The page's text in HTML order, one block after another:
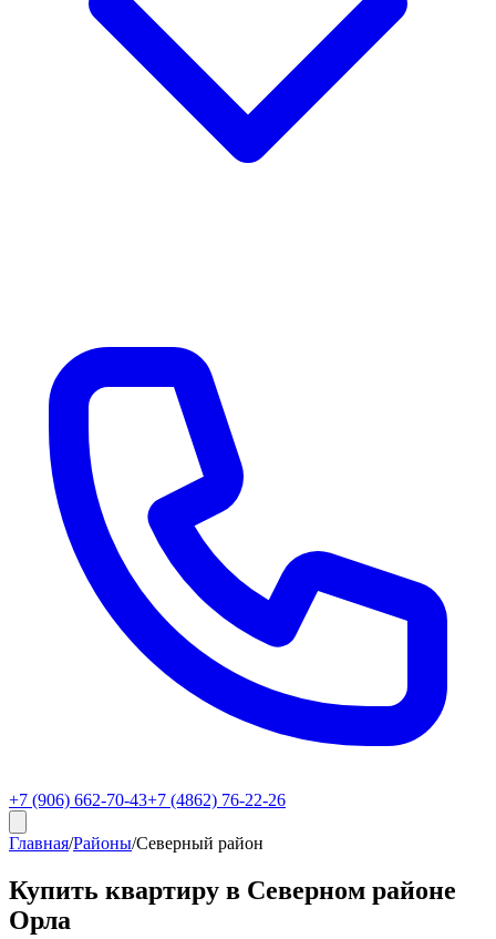
+7 (906) 662-70-43+7 (4862) 76-22-26
Главная/Районы/Северный район
Купить квартиру в Северном районе
Орла